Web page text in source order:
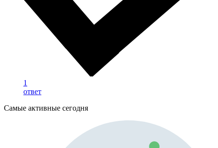
1
ответ
Самые активные сегодня